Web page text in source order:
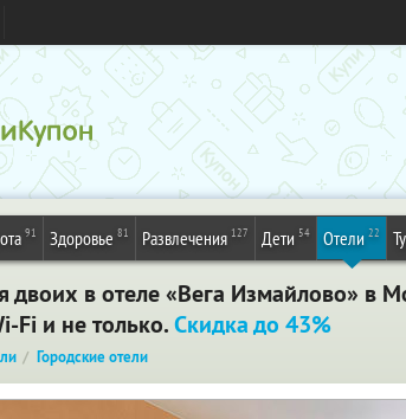
91 Здоровье 81 Развлечения 127 Дети 54 Отели 22
двоих в отеле «Вега Измайлово» в
Fi и не только.Скидка до 43%
Городские отели